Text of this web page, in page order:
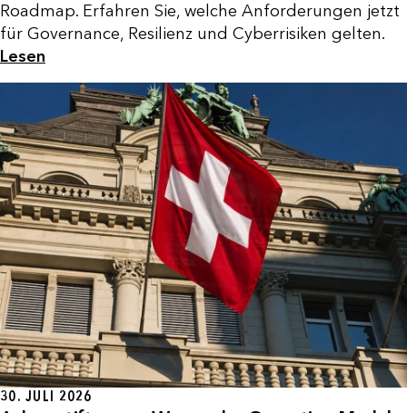
Roadmap. Erfahren Sie, welche Anforderungen jetzt
für Governance, Resilienz und Cyberrisiken gelten.
Lesen
30. JULI 2026